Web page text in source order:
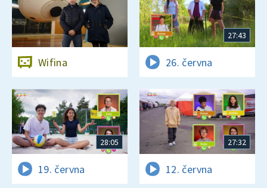
Wifina
27:43
26. června
28:05
19. června
27:32
12. června